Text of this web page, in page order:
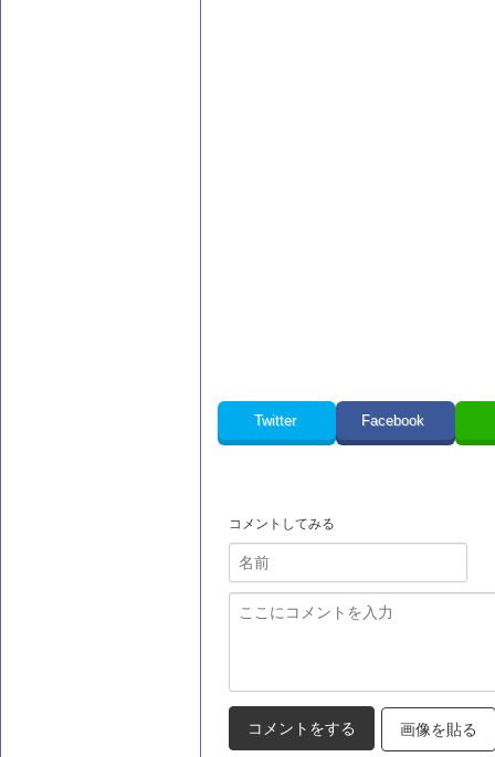
Twitter Facebook
コメントしてみる
画像を貼る